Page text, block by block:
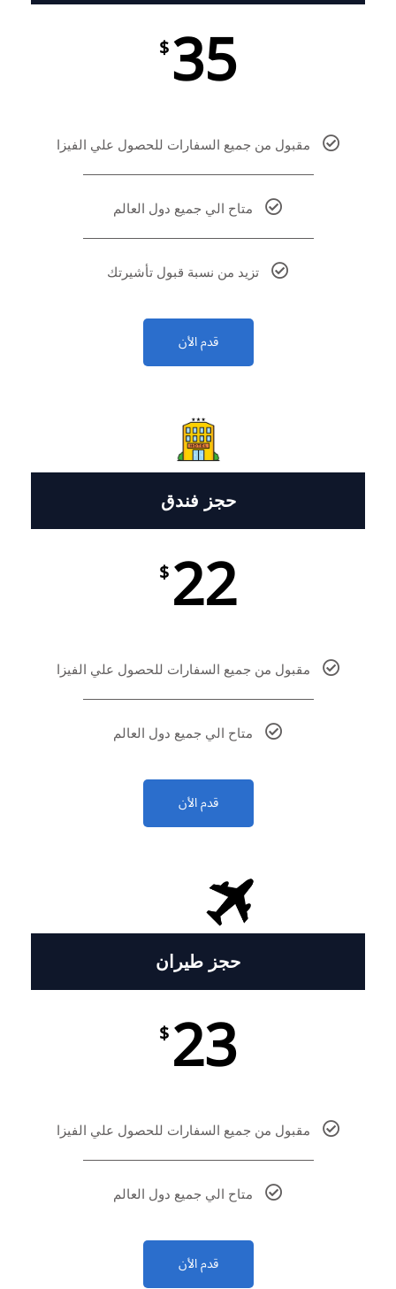
35
$
مقبول من جميع السفارات للحصول علي الفيزا
متاح الي جميع دول العالم
تزيد من نسبة قبول تأشيرتك
قدم الأن
حجز فندق
22
$
مقبول من جميع السفارات للحصول علي الفيزا
متاح الي جميع دول العالم
قدم الأن
حجز طيران
23
$
مقبول من جميع السفارات للحصول علي الفيزا
متاح الي جميع دول العالم
قدم الأن